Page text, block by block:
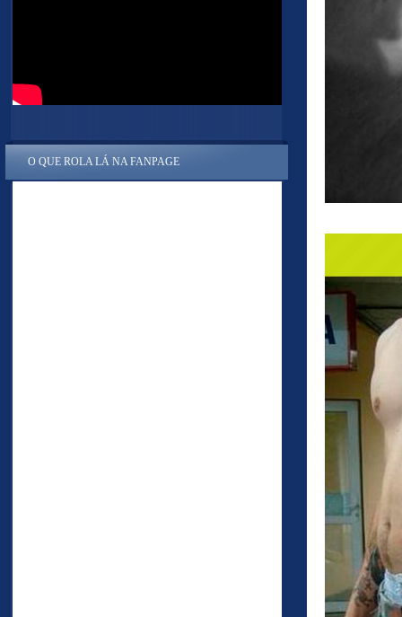
O QUE ROLA LÁ NA FANPAGE